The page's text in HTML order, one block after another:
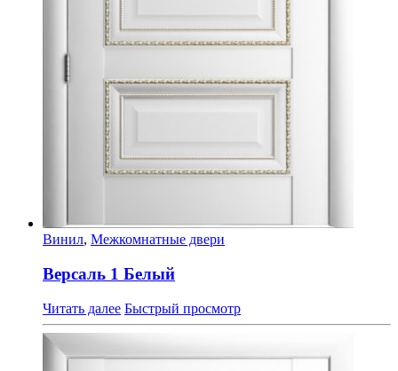
Винил, Межкомнатные двери
Версаль 1 Белый
Читать далее Быстрый просмотр